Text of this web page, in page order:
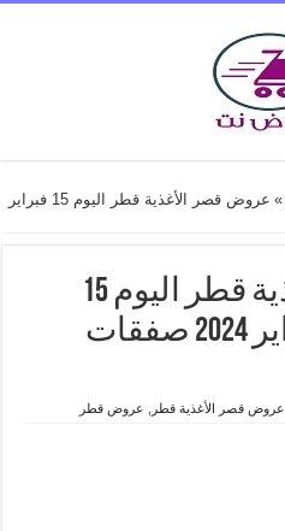
»
عروض قصر الأغذية قطر اليوم 15 فبراير
عروض قصر الأغذية قطر اليوم 15
فبراير حتى 21 فبراير 2024 صفقات
عروض قصر الأغذية قطر عروض قطر